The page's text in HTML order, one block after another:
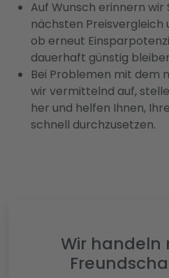
Auf Wunsch erinnern wir
nächsten
ob erneut
dauerhaft günstig
Bei Problemen mit dem
wir vermittelnd auf,
her und helfen Ihnen,
schnell durchzusetzen.
Wir handeln